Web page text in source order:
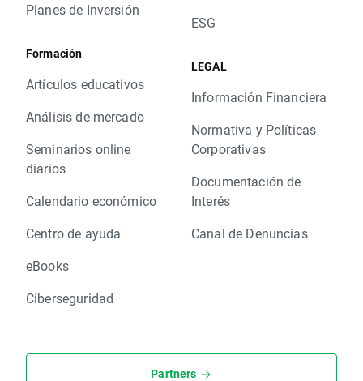
Planes de Inversión
Formación
Artículos educativos
Análisis de mercado
Seminarios online
diarios
Calendario económico
Centro de ayuda
eBooks
Ciberseguridad
ESG
LEGAL
Información Financiera
Normativa y Políticas
Corporativas
Documentación de
Interés
Canal de Denuncias
Partners